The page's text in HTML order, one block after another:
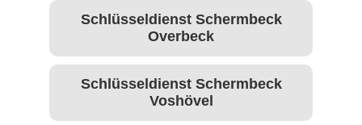
Schlüsseldienst Schermbeck
Overbeck
Schlüsseldienst Schermbeck
Voshövel